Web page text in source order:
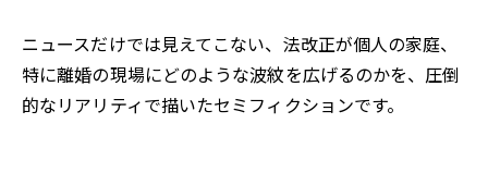
ニュースだけでは見えてこない、法改正が個人の家庭、
特に離婚の現場にどのような波紋を広げるのかを、圧倒
的なリアリティで描いたセミフィクションです。